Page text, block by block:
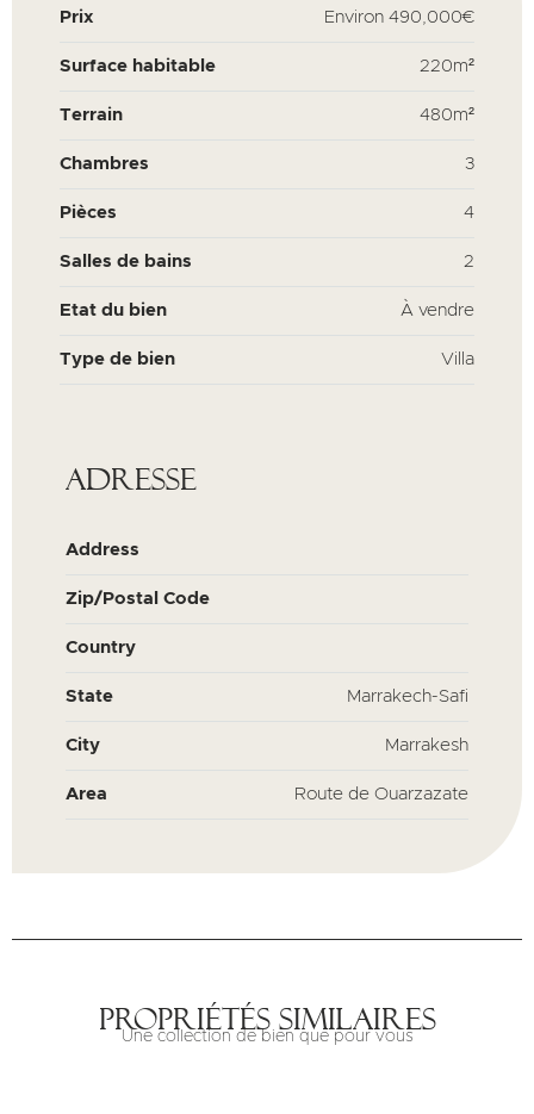
Prix Environ 490,000€
Surface habitable 220m²
Terrain 480m²
Chambres 3
Pièces 4
Salles de bains 2
Etat du bien À vendre
Type de bien Villa
Adresse
Address
Zip/Postal Code
Country
State Marrakech-Safi
City Marrakesh
Area Route de Ouarzazate
Propriétés similaires
Une collection de bien que pour vous